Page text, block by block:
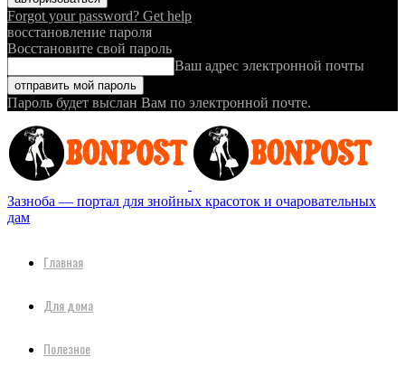
Forgot your password? Get help
восстановление пароля
Восстановите свой пароль
Ваш адрес электронной почты
Пароль будет выслан Вам по электронной почте.
Зазноба — портал для знойных красоток и очаровательных
дам
Главная
Для дома
Полезное